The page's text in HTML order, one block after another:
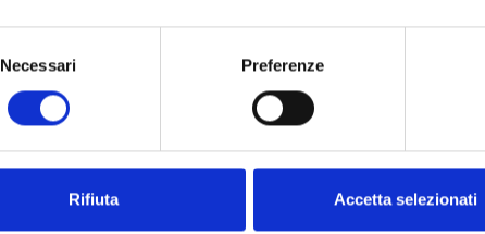
Necessari Preferenze
Rifiuta Accetta selezionati